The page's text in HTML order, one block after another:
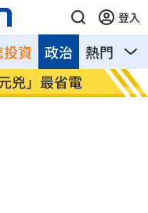
登入
投資 熱門 影
政治
電視台節目 澎湖